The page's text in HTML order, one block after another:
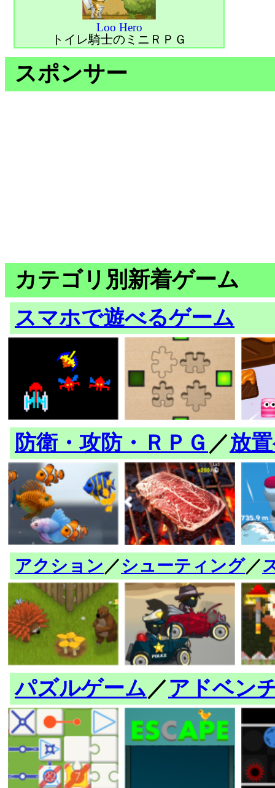
Loo Hero
トイレ騎士のミニＲＰＧ
スポンサー
カテゴリ別新着ゲーム
スマホで遊べるゲーム
防衛・攻防・ＲＰＧ ／放
アクション ／シューティング／
パズルゲーム ／アドベン